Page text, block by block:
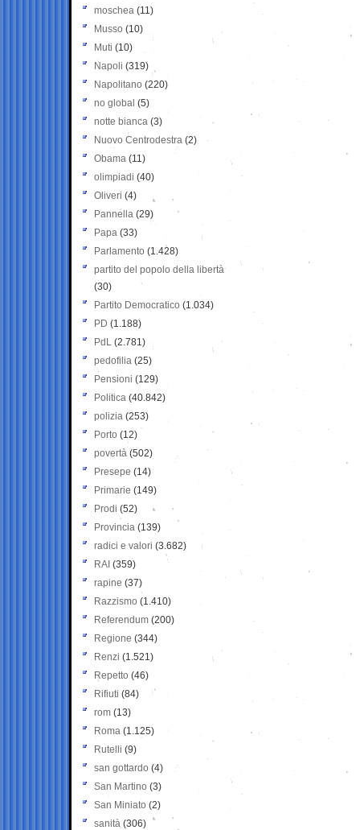
moschea (11)
Musso (10)
Muti (10)
Napoli (319)
Napolitano (220)
no global (5)
notte bianca (3)
Nuovo Centrodestra (2)
Obama (11)
olimpiadi (40)
Oliveri (4)
Pannella (29)
Papa (33)
Parlamento (1.428)
partito del popolo della libertà
(30)
Partito Democratico (1.034)
PD (1.188)
PdL (2.781)
pedofilia (25)
Pensioni (129)
Politica (40.842)
polizia (253)
Porto (12)
povertà (502)
Presepe (14)
Primarie (149)
Prodi (52)
Provincia (139)
radici e valori (3.682)
RAI (359)
rapine (37)
Razzismo (1.410)
Referendum (200)
Regione (344)
Renzi (1.521)
Repetto (46)
Rifiuti (84)
rom (13)
Roma (1.125)
Rutelli (9)
san gottardo (4)
San Martino (3)
San Miniato (2)
sanità (306)